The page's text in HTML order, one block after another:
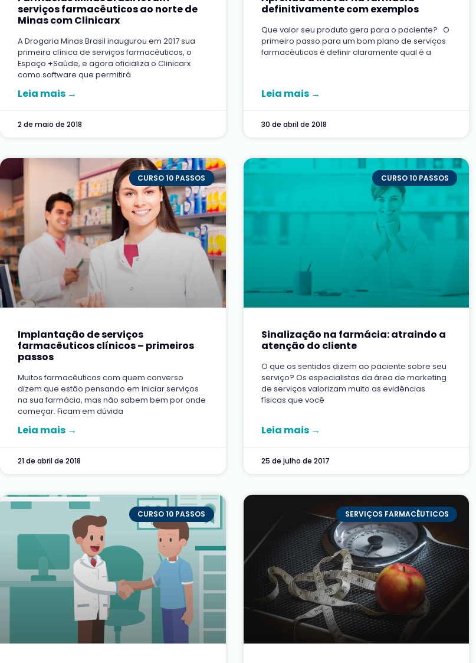
serviços farmacêuticos ao norte de
Minas com Clinicarx
A Drogaria Minas Brasil inaugurou em 2017 sua
primeira clínica de serviços farmacêuticos, o
Espaço +Saúde, e agora oficializa o Clinicarx
como software que permitirá
Leia mais →
2 de maio de 2018
definitivamente com exemplos
Que valor seu produto gera para o paciente? O
primeiro passo para um bom plano de serviços
farmacêuticos é definir claramente qual é a
Leia mais →
30 de abril de 2018
CURSO 10 PASSOS
Implantação de serviços
farmacêuticos clínicos – primeiros
passos
Muitos farmacêuticos com quem converso
dizem que estão pensando em iniciar serviços
na sua farmácia, mas não sabem bem por onde
começar. Ficam em dúvida
Leia mais →
21 de abril de 2018
CURSO 10 PASSOS
Sinalização na farmácia: atraindo a
atenção do cliente
O que os sentidos dizem ao paciente sobre seu
serviço? Os especialistas da área de marketing
de serviços valorizam muito as evidências
físicas que você
Leia mais →
25 de julho de 2017
CURSO 10 PASSOS SERVIÇOS FARMACÊUTICOS
EU QUERO AGORA EU QUERO AGORA